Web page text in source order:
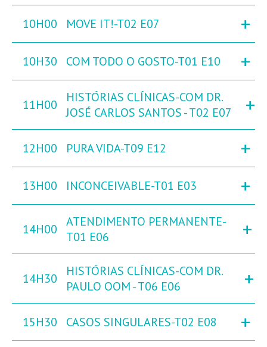
10H00 MOVE IT!-T02 E07 +
10H30 COM TODO O GOSTO-T01 E10 +
11H00
HISTÓRIAS CLÍNICAS-COM DR.
JOSÉ CARLOS SANTOS - T02 E07
+
12H00 PURA VIDA-T09 E12 +
13H00 INCONCEIVABLE-T01 E03 +
14H00
ATENDIMENTO PERMANENTE-
T01 E06
+
14H30
HISTÓRIAS CLÍNICAS-COM DR.
PAULO OOM - T06 E06
+
15H30 CASOS SINGULARES-T02 E08 +